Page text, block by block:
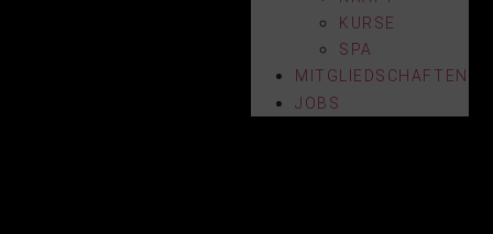
KURSE
SPA
MITGLIEDSCHAFTEN
JOBS